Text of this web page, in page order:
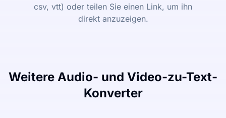
csv, vtt) oder teilen Sie einen Link, um ihn
direkt anzuzeigen.
Weitere Audio- und Video-zu-Text-
Konverter